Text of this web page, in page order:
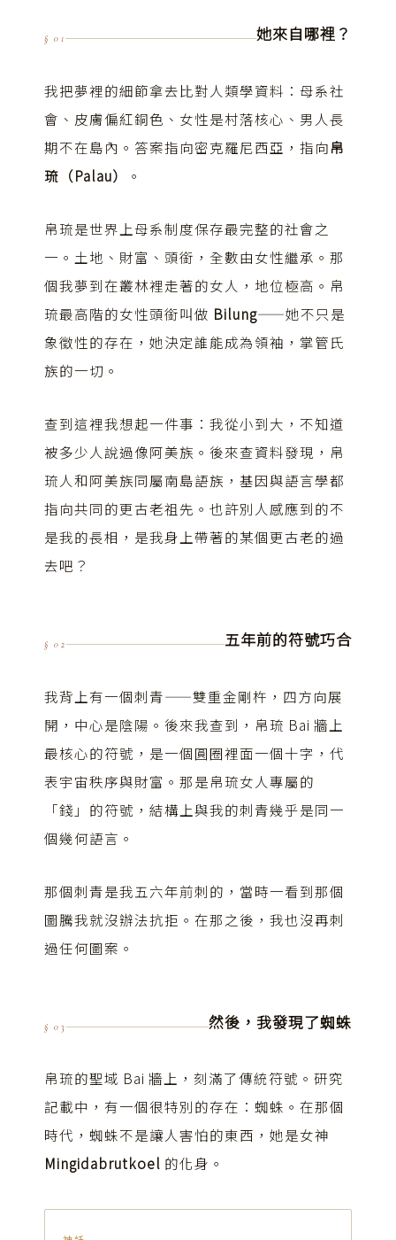
§ 01 她來自哪裡？
我把夢裡的細節拿去比對人類學資料：母系社
會、皮膚偏紅銅色、女性是村落核心、男人長
期不在島內。答案指向密克羅尼西亞，指向帛
琉（Palau）
。
帛琉是世界上母系制度保存最完整的社會之
一。土地、財富、頭銜，全數由女性繼承。那
個我夢到在叢林裡走著的女人，地位極高。帛
琉最高階的女性頭銜叫做 Bilung——她不只是
象徵性的存在，她決定誰能成為領袖，掌管氏
族的一切。
查到這裡我想起一件事：我從小到大，不知道
被多少人說過像阿美族。後來查資料發現，帛
琉人和阿美族同屬南島語族，基因與語言學都
指向共同的更古老祖先。也許別人感應到的不
是我的長相，是我身上帶著的某個更古老的過
去吧？
§ 02 五年前的符號巧合
我背上有一個刺青——雙重金剛杵，四方向展
開，中心是陰陽。後來我查到，帛琉 Bai 牆上
最核心的符號，是一個圓圈裡面一個十字，代
表宇宙秩序與財富。那是帛琉女人專屬的
「錢」的符號，結構上與我的刺青幾乎是同一
個幾何語言。
那個刺青是我五六年前刺的，當時一看到那個
圖騰我就沒辦法抗拒。在那之後，我也沒再刺
過任何圖案。
§ 03 然後，我發現了蜘蛛
帛琉的聖域 Bai 牆上，刻滿了傳統符號。研究
記載中，有一個很特別的存在：蜘蛛。在那個
時代，蜘蛛不是讓人害怕的東西，她是女神
Mingidabrutkoel 的化身。